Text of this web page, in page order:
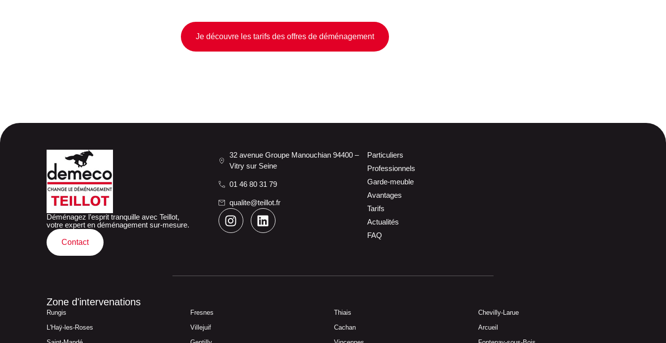
Je découvre les tarifs des offres de déménagement
Déménagez l’esprit tranquille avec Teillot,
votre expert en déménagement sur-mesure.
Contact
32 avenue Groupe Manouchian 94400 –
Vitry sur Seine
01 46 80 31 79
qualite@teillot.fr
Particuliers
Professionnels
Garde-meuble
Avantages
Tarifs
Actualités
FAQ
Zone d'intervenations
Rungis Fresnes Thiais
Chevilly-Larue
L'Haÿ-les-Roses
Villejuif Cachan
Arcueil